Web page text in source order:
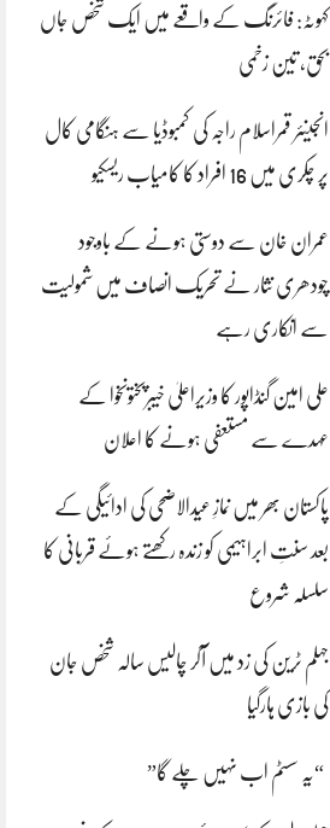
کہوٹہ: فائرنگ کے واقعے میں ایک شخص جاں
بحق، تین زخمی
انجینئر قمراسلام راجہ کی کمبوڈیا سے ہنگامی کال
پر چکری میں 16 افراد کا کامیاب ریسکیو
عمران خان سے دوستی ہونے کے باوجود
چودھری نثار نے تحریک انصاف میں شمولیت
سے انکاری رہے
علی امین گنڈاپور کا وزیراعلیٰ خیبرپختونخوا کے
عہدے سے مستعفی ہونے کا اعلان
پاکستان بھر میں نمازِ عیدالاضحی کی ادائیگی کے
بعد سنتِ ابراہیمی کو زندہ رکھتے ہوئے قربانی کا
سلسلہ شروع
جہلم ٹرین کی زد میں آکر چالیس سالہ شخص جان
کی بازی ہارگیا
“یہ سسٹم اب نہیں چلے گا”